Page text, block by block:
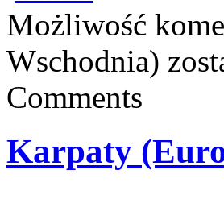
Możliwość
Wschodnia)
Comments
Karpaty